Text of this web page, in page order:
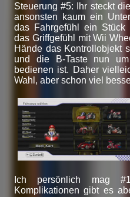
Steuerung #5: Ihr steckt
ansonsten kaum ein
das Fahrgefühl ein Stück
das Griffgefühl mit Wii
Hände das Kontrollobjekt
und die B-Taste nun
bedienen ist. Daher
Wahl, aber schon viel
Ich persönlich mag
Komplikationen gibt es